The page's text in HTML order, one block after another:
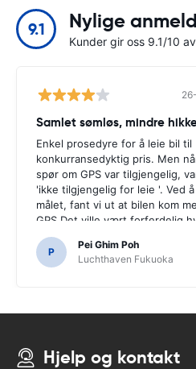
9.1 Nylige
Kunder gir oss 9.1/10
Samlet sømløs, mindre
Enkel prosedyre for å leie bil til
konkurransedyktig pris. Men
spør om GPS var tilgjengelig,
'ikke tilgjengelig for leie '. Ved
målet, fant vi ut at bilen kom
GPS.Det ville vært forferdelig
hadde bestemt seg for å kjøpe
som det var nødvendig å
japanske veier.
P
Pei Ghim Poh
Luchthaven Fukuoka
Hjelp og kontakt